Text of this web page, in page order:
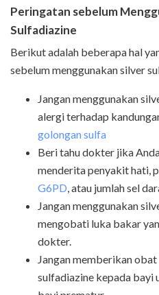
Peringatan sebelum
Sulfadiazine
Berikut adalah beberapa hal
sebelum menggunakan silver
Jangan menggunakan
alergi terhadap
golongan sulfa
Beri tahu dokter jika
menderita penyakit hati,
G6PD, atau jumlah sel
Jangan menggunakan
mengobati luka bakar
dokter.
Jangan memberikan
sulfadiazine kepada bayi